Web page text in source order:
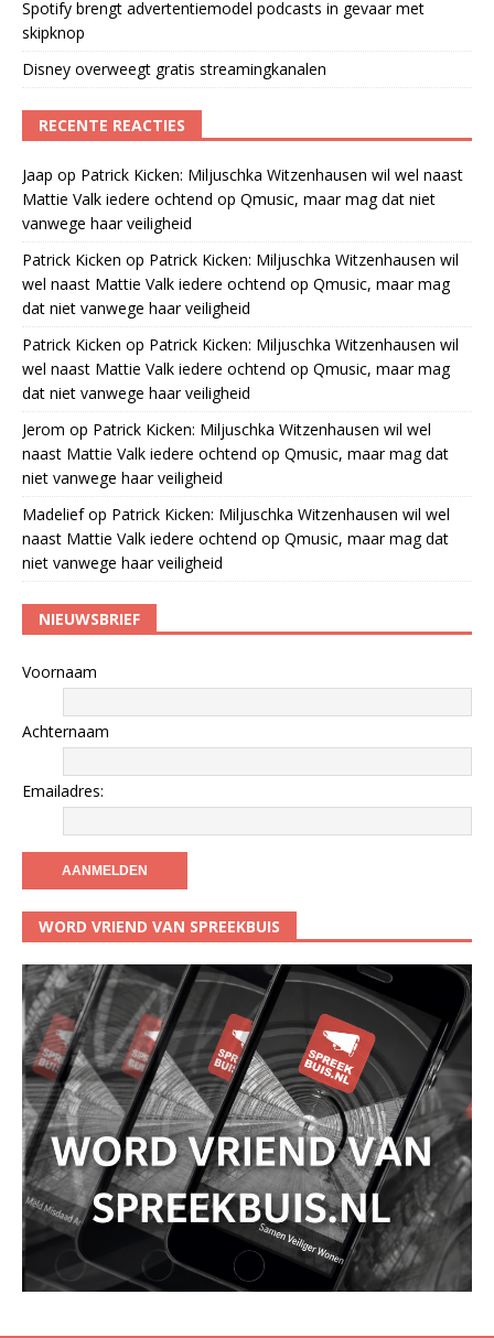
Spotify brengt advertentiemodel podcasts in gevaar met
skipknop
Disney overweegt gratis streamingkanalen
RECENTE REACTIES
Jaap op Patrick Kicken: Miljuschka Witzenhausen wil wel naast
Mattie Valk iedere ochtend op Qmusic, maar mag dat niet
vanwege haar veiligheid
Patrick Kicken op Patrick Kicken: Miljuschka Witzenhausen wil
wel naast Mattie Valk iedere ochtend op Qmusic, maar mag
dat niet vanwege haar veiligheid
Patrick Kicken op Patrick Kicken: Miljuschka Witzenhausen wil
wel naast Mattie Valk iedere ochtend op Qmusic, maar mag
dat niet vanwege haar veiligheid
Jerom op Patrick Kicken: Miljuschka Witzenhausen wil wel
naast Mattie Valk iedere ochtend op Qmusic, maar mag dat
niet vanwege haar veiligheid
Madeliefop Patrick Kicken: Miljuschka Witzenhausen wil wel
naast Mattie Valk iedere ochtend op Qmusic, maar mag dat
niet vanwege haar veiligheid
NIEUWSBRIEF
Voornaam
Achternaam
Emailadres:
WORD VRIEND VAN SPREEKBUIS